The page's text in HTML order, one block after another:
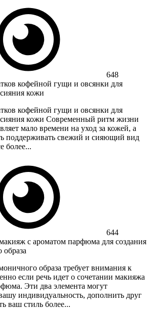
648
кофейной гущи и овсянки для
кожи
кофейной гущи и овсянки для
кожи Современный ритм жизни
мало времени на уход за кожей, а
поддерживать свежий и сияющий вид
более...
644
с ароматом парфюма для создания
образа
образа требует внимания к
если речь идет о сочетании макияжа
Эти два элемента могут
индивидуальность, дополнить друг
ваш стиль более...